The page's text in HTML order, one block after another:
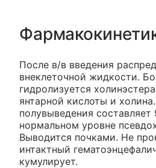
После в/в введения
внеклеточной жидкости.
гидролизуется
янтарной кислоты и
полувыведения составляет
нормальном уровне
Выводится почками. Не
интактный
кумулирует.